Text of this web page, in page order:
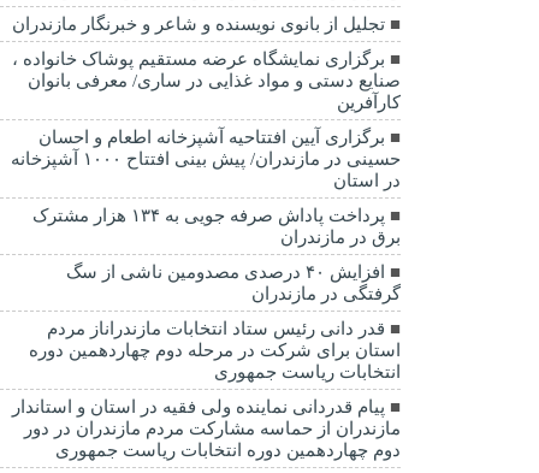
تجلیل از بانوی نویسنده و شاعر و خبرنگار مازندران
برگزاری نمایشگاه عرضه مستقیم پوشاک خانواده ،
صنایع دستی و مواد غذایی در ساری/ معرفی بانوان
کارآفرین
برگزاری آیین افتتاحیه آشپزخانه اطعام و احسان
حسینی در مازندران/ پیش بینی افتتاح ۱۰۰۰ آشپزخانه
در استان
پرداخت پاداش صرفه جویی به ۱۳۴ هزار مشترک
برق در مازندران
افزایش ۴۰ درصدی مصدومین ناشی از سگ
گرفتگی در مازندران
قدر دانی رئیس ستاد انتخابات مازندراناز مردم
استان برای شرکت در مرحله دوم چهاردهمین دوره
انتخابات ریاست جمهوری
پیام قدردانی نماینده ولی فقیه در استان و استاندار
مازندران از حماسه مشارکت مردم مازندران در دور
دوم چهاردهمین دوره انتخابات ریاست جمهوری